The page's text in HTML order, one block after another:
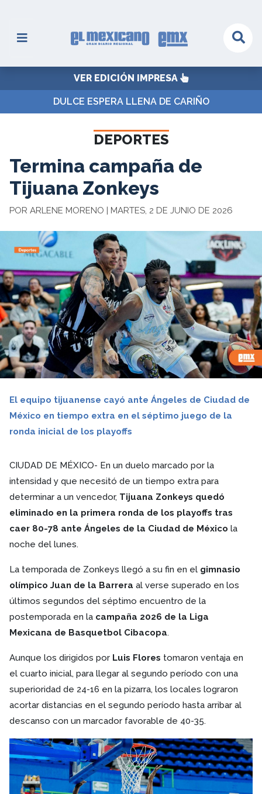
VER EDICIÓN IMPRESA
DULCE ESPERA LLENA DE CARIÑO
DEPORTES
Termina campaña de
Tijuana Zonkeys
POR ARLENE MORENO | MARTES, 2 DE JUNIO DE 2026
El equipo tijuanense cayó ante Ángeles de Ciudad de
México en tiempo extra en el séptimo juego de la
ronda inicial de los playoffs
CIUDAD DE MÉXICO- En un duelo marcado por la
intensidad y que necesitó de un tiempo extra para
determinar a un vencedor, Tijuana Zonkeys quedó
eliminado en la primera ronda de los playoffs tras
caer 80-78 ante Ángeles de la Ciudad de México la
noche del lunes.
La temporada de Zonkeys llegó a su fin en el gimnasio
olímpico Juan de la Barrera al verse superado en los
últimos segundos del séptimo encuentro de la
postemporada en la campaña 2026 de la Liga
Mexicana de Basquetbol Cibacopa.
Aunque los dirigidos por Luis Flores tomaron ventaja en
el cuarto inicial, para llegar al segundo período con una
superioridad de 24-16 en la pizarra, los locales lograron
acortar distancias en el segundo período hasta arribar al
descanso con un marcador favorable de 40-35.